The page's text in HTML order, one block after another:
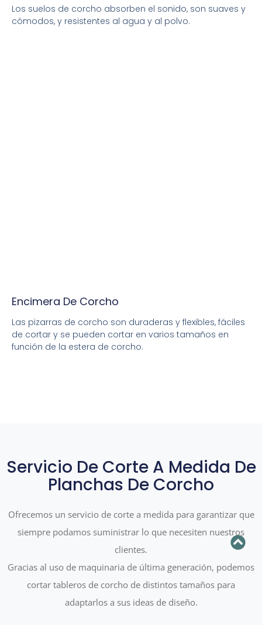
Los suelos de corcho absorben el sonido, son suaves y
cómodos, y resistentes al agua y al polvo.
Encimera De Corcho
Las pizarras de corcho son duraderas y flexibles, fáciles
de cortar y se pueden cortar en varios tamaños en
función de la estera de corcho.
Servicio De Corte A Medida De
Planchas De Corcho
Ofrecemos un servicio de corte a medida para garantizar que
siempre podamos suministrar lo que necesiten nuestros
clientes.
Gracias al uso de maquinaria de última generación, podemos
cortar tableros de corcho de distintos tamaños para
adaptarlos a sus ideas de diseño.